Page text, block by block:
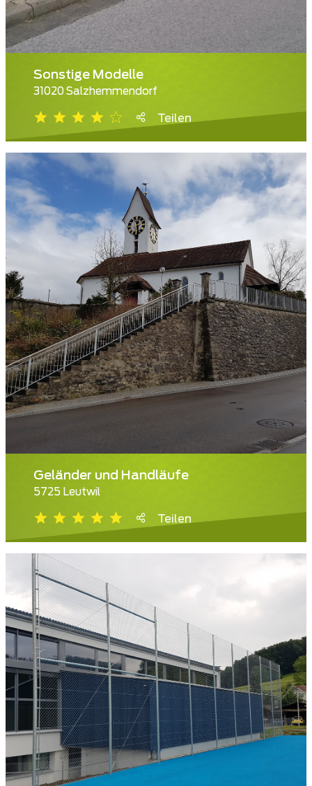
Sonstige Modelle
31020 Salzhemmendorf
Teilen
Geländer und Handläufe
5725 Leutwil
Teilen